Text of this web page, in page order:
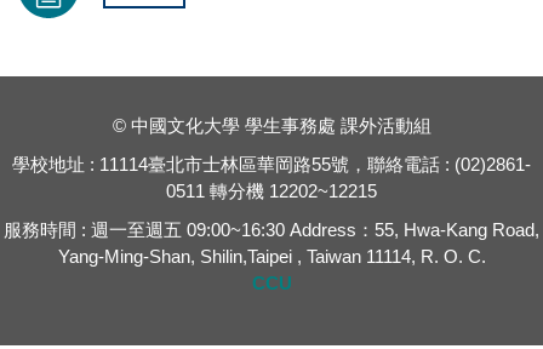
© 中國文化大學 學生事務處 課外活動組
學校地址 : 11114臺北市士林區華岡路55號，聯絡電話 : (02)2861-
0511 轉分機 12202~12215
服務時間 : 週一至週五 09:00~16:30 Address：55, Hwa-Kang Road,
Yang-Ming-Shan, Shilin,Taipei , Taiwan 11114, R. O. C.
CCU